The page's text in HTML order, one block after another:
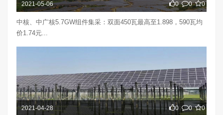
2021-05-06 0 0 0
中核、中广核5.7GW组件集采：双面450瓦最高至1.898，590瓦均
价1.74元...
2021-04-28 0 0 0